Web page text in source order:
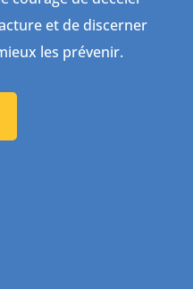
et de discerner
les prévenir.